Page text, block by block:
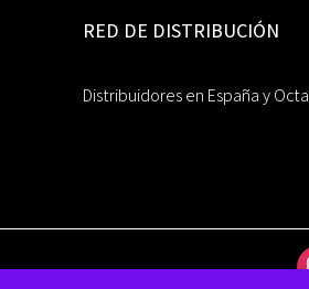
RED DE DISTRIBUCIÓN
Distribuidores en España y